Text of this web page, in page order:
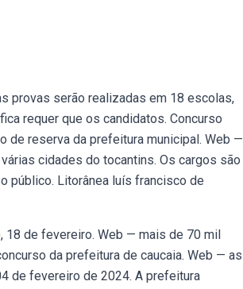
provas serão realizadas em 18 escolas,
requer que os candidatos. Concurso
de reserva da prefeitura municipal. Web —
cidades do tocantins. Os cargos são
público. Litorânea luís francisco de
18 de fevereiro. Web — mais de 70 mil
da prefeitura de caucaia. Web — as
de fevereiro de 2024. A prefeitura